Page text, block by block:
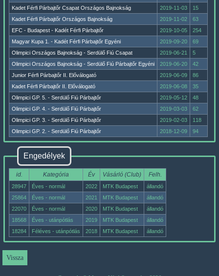
Kadet Férfi Párbajtőr Csapat Országos Bajnokság
2019-11-03
15
Kadet Férfi Párbajtőr Országos Bajnokság
2019-11-02
63
EFC - Budapest - Kadét Férfi Párbajtőr
2019-10-05
254
Magyar Kupa 1. - Kadét Férfi Párbajtőr Egyéni
2019-09-20
69
Olimpici Országos Bajnokság - Serdülő Fiú Csapat
2019-06-21
5
Olimpici Országos Bajnokság - Serdülő Fiú Párbajtőr Egyéni
2019-06-20
42
Junior Férfi Párbajtőr II. Előválogató
2019-06-09
86
Kadet Férfi Párbajtőr II. Előválogató
2019-06-08
35
Olimpici GP. 5. - Serdülő Fiú Párbajtőr
2019-05-12
48
Olimpici GP. 4. - Serdülő Fiú Párbajtőr
2019-03-03
62
Olimpici GP. 3. - Serdülő Fiú Párbajtőr
2019-02-03
118
Olimpici GP. 2. - Serdülő Fiú Párbajtőr
2018-12-09 94
Engedélyek
id. Kategória Év Vásárló (Club) Felh.
28947 Éves - normál 2022 MTK Budapest
állandó
25864
Éves - normál 2021 MTK Budapest
állandó
22070
Éves - normál 2020 MTK Budapest
állandó
18568
Éves - utánpótlás 2019 MTK Budapest
állandó
18284
Féléves - utánpótlás 2018 MTK Budapest állandó